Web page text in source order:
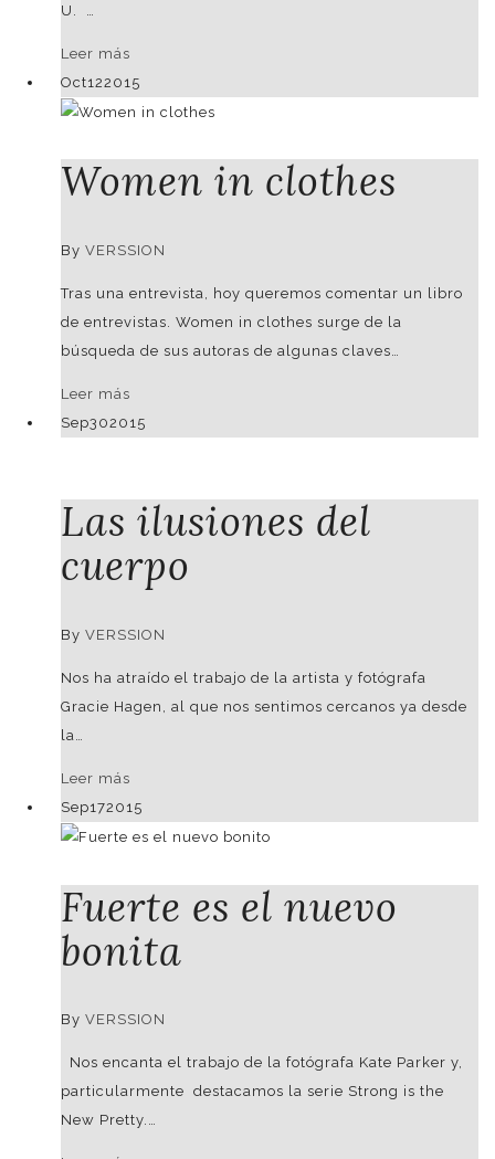
U. …
Leer más
Oct122015
Women in clothes
By VERSSION
Tras una entrevista, hoy queremos comentar un libro
de entrevistas. Women in clothes surge de la
búsqueda de sus autoras de algunas claves…
Leer más
Sep302015
Las ilusiones del
cuerpo
By VERSSION
Nos ha atraído el trabajo de la artista y fotógrafa
Gracie Hagen, al que nos sentimos cercanos ya desde
la…
Leer más
Sep172015
Fuerte es el nuevo
bonita
By VERSSION
Nos encanta el trabajo de la fotógrafa Kate Parker y,
particularmente destacamos la serie Strong is the
New Pretty.…